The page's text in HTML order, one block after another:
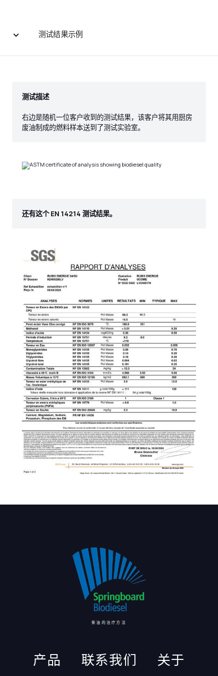
测试结果示例
测试描述
右边是随机一位客户收到的测试结果，该客户将其用厨房
废油制成的燃料样本送到了测试实验室。
还有这个 EN 14214 测试结果。
柴油的治疗方法
产品 联系我们
关于